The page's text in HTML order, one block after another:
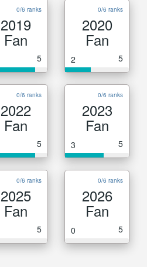
0/6 ranks
2019
Fan
5
0/6 ranks
2020
Fan
2 5
0/6 ranks
2022
Fan
5
0/6 ranks
2023
Fan
3 5
0/6 ranks
2025
Fan
5
0/6 ranks
2026
Fan
0 5